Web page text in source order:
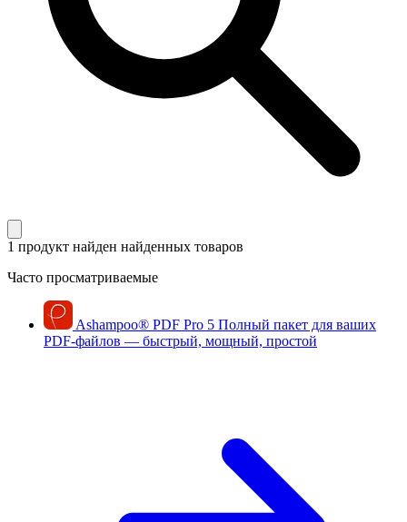
1 продукт найден найденных товаров
Часто просматриваемые
Ashampoo® PDF Pro 5 Полный пакет для ваших
PDF-файлов — быстрый, мощный, простой